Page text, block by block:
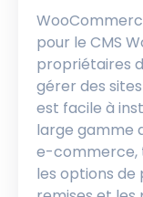
pour le CMS
propriétaires
gérer des
est facile à
large gamme
e-commerce,
les options de